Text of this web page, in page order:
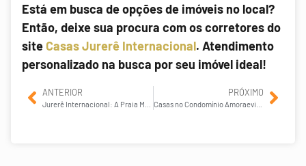
Está em busca de opções de imóveis no local?
Então, deixe sua procura com os corretores do
siteCasas Jurerê Internacional. Atendimento
personalizado na busca por seu imóvel ideal!
ANTERIOR PRÓXIMO